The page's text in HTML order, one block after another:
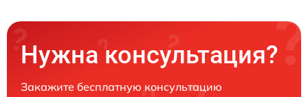
Нужна консультация?
Закажите бесплатную консультацию